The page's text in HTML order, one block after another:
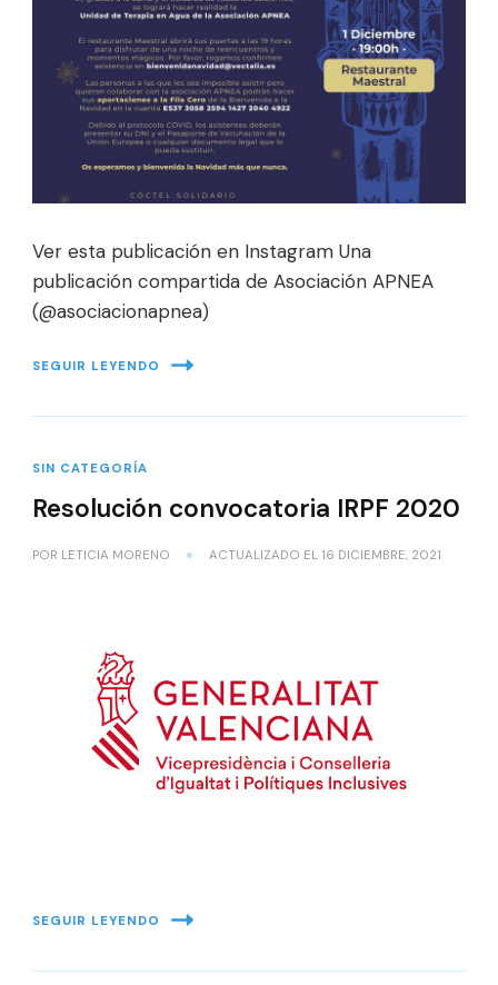
Ver esta publicación en Instagram Una
publicación compartida de Asociación APNEA
(@asociacionapnea)
SEGUIR LEYENDO
SIN CATEGORÍA
Resolución convocatoria IRPF 2020
POR LETICIA MORENO ACTUALIZADO EL 16 DICIEMBRE, 2021
SEGUIR LEYENDO